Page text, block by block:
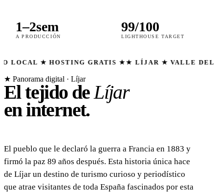
1–2sem
A PRODUCCIÓN
99/100
LIGHTHOUSE TARGET
HOSTING GRATIS ★★ LÍJAR ★ VALLE DEL
★ Panorama digital · Líjar
El tejido deLíjar
en internet.
El pueblo que le declaró la guerra a Francia en 1883 y
firmó la paz 89 años después. Esta historia única hace
de Líjar un destino de turismo curioso y periodístico
que atrae visitantes de toda España fascinados por esta